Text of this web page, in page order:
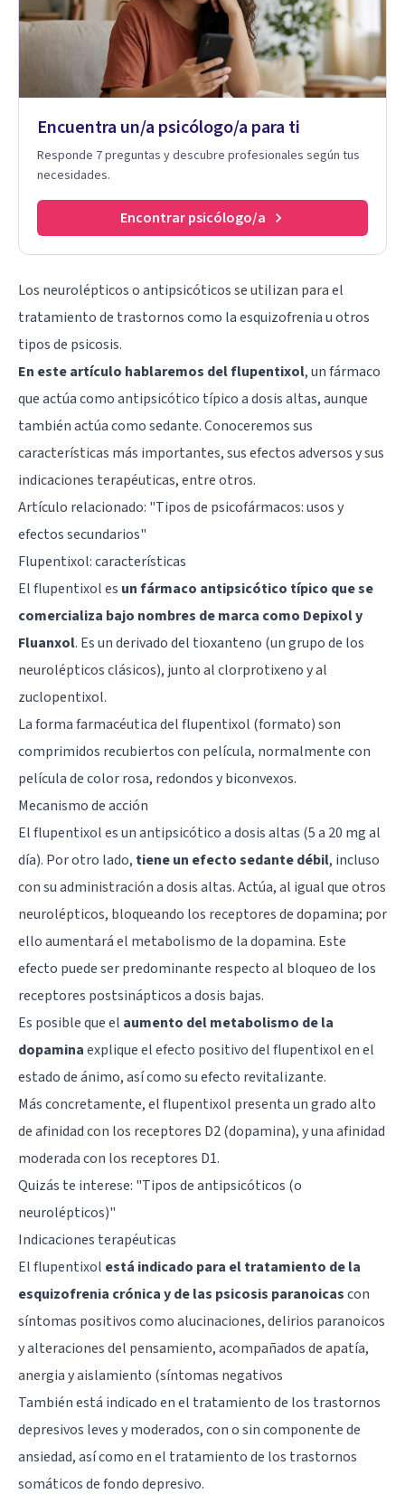
Encuentra un/a psicólogo/a para ti
Responde 7 preguntas y descubre profesionales según tus
necesidades.
Encontrar psicólogo/a
Los neurolépticos o antipsicóticos se utilizan para el
tratamiento de trastornos como la esquizofrenia u otros
tipos de psicosis.
En este artículo hablaremos del flupentixol, un fármaco
que actúa como antipsicótico típico a dosis altas, aunque
también actúa como sedante. Conoceremos sus
características más importantes, sus efectos adversos y sus
indicaciones terapéuticas, entre otros.
Artículo relacionado: "Tipos de psicofármacos: usos y
efectos secundarios"
Flupentixol: características
El flupentixol es un fármaco antipsicótico típico que se
comercializa bajo nombres de marca como Depixol y
Fluanxol. Es un derivado del tioxanteno (un grupo de los
neurolépticos clásicos), junto al clorprotixeno y al
zuclopentixol.
La forma farmacéutica del flupentixol (formato) son
comprimidos recubiertos con película, normalmente con
película de color rosa, redondos y biconvexos.
Mecanismo de acción
El flupentixol es un antipsicótico a dosis altas (5 a 20 mg al
día). Por otro lado, tiene un efecto sedante débil, incluso
con su administración a dosis altas. Actúa, al igual que otros
neurolépticos, bloqueando los receptores de dopamina; por
ello aumentará el metabolismo de la dopamina. Este
efecto puede ser predominante respecto al bloqueo de los
receptores postsinápticos a dosis bajas.
Es posible que el aumento del metabolismo de la
dopaminaexplique el efecto positivo del flupentixol en el
estado de ánimo, así como su efecto revitalizante.
Más concretamente, el flupentixol presenta un grado alto
de afinidad con los receptores D2 (dopamina), y una afinidad
moderada con los receptores D1.
Quizás te interese: "Tipos de antipsicóticos (o
neurolépticos)"
Indicaciones terapéuticas
El flupentixol está indicado para el tratamiento de la
esquizofrenia crónica y de las psicosis paranoicascon
síntomas positivos como alucinaciones, delirios paranoicos
y alteraciones del pensamiento, acompañados de apatía,
anergia y aislamiento (síntomas negativos
También está indicado en el tratamiento de los trastornos
depresivos leves y moderados, con o sin componente de
ansiedad, así como en el tratamiento de los trastornos
somáticos de fondo depresivo.